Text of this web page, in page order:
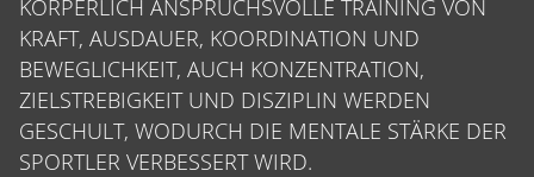
KÖRPERLICH ANSPRUCHSVOLLE TRAINING VON
KRAFT, AUSDAUER, KOORDINATION UND
BEWEGLICHKEIT, AUCH KONZENTRATION,
ZIELSTREBIGKEIT UND DISZIPLIN WERDEN
GESCHULT, WODURCH DIE MENTALE STÄRKE DER
SPORTLER VERBESSERT WIRD.